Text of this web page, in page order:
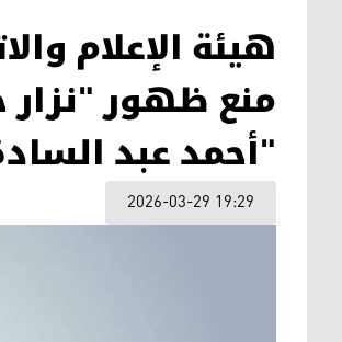
هيئة الإعلام
منع ظهور "نزار
"أحمد عبد
2026-03-29 19:29